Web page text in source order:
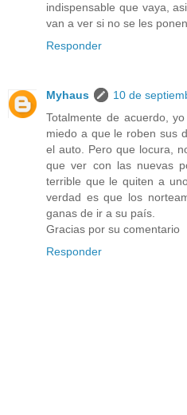
indispensable que vaya,
van a ver si no se les
Responder
Myhaus
10 de
Totalmente de acuerdo,
miedo a que le roben sus
el auto. Pero que locura,
que ver con las nuevas
terrible que le quiten a
verdad es que los
ganas de ir a su país.
Gracias por su comentario
Responder